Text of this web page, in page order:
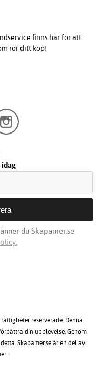
finns här för att
rör ditt köp!
du Skapamer.se
reserverade. Denna
din upplevelse. Genom
Skapamer.se är en del av